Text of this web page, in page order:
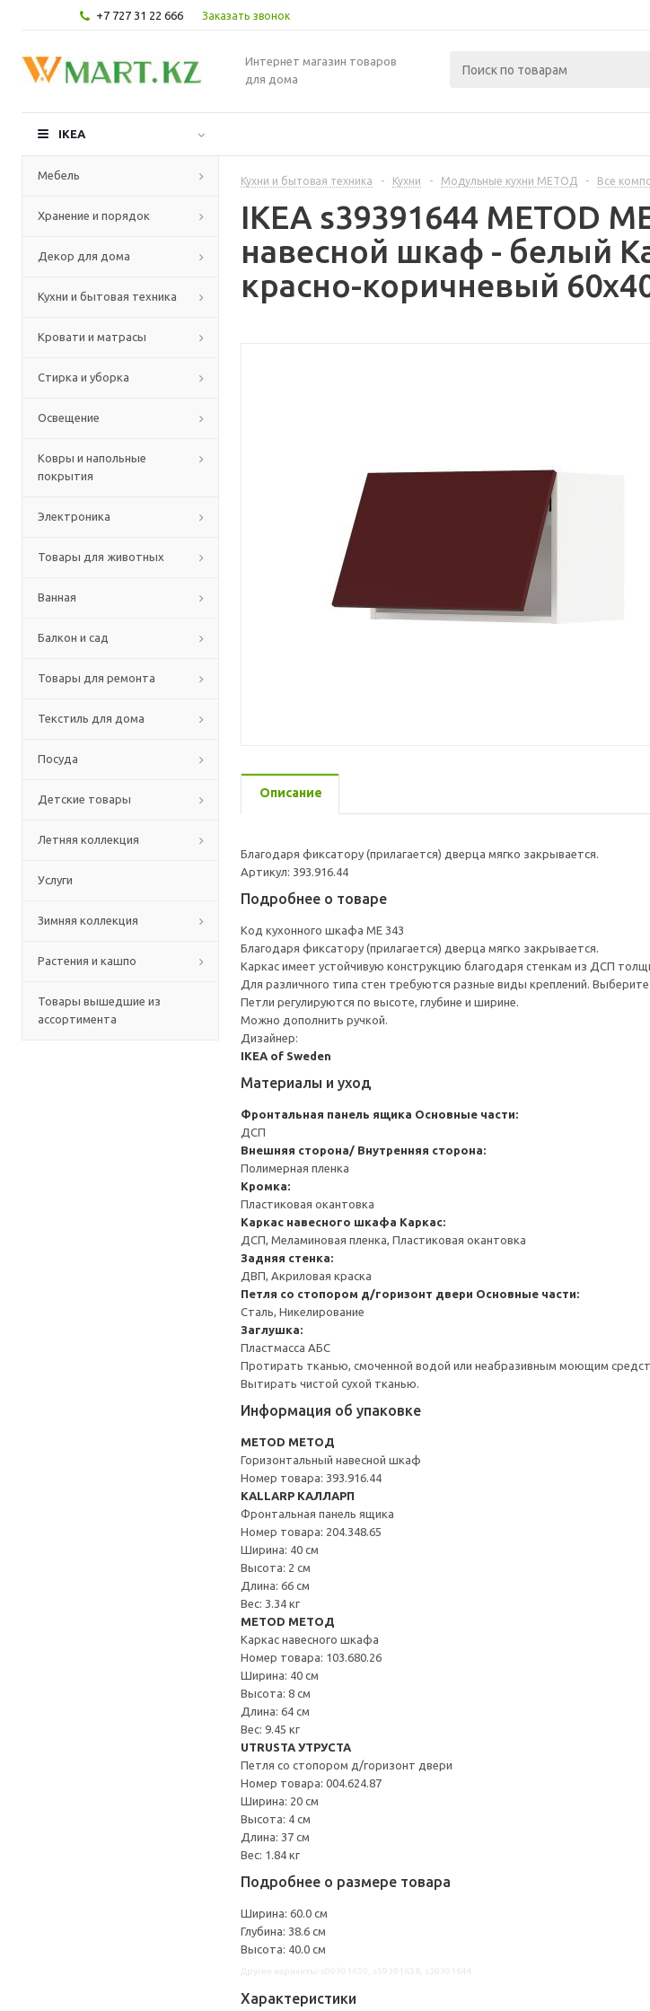
+7 727 31 22 666 Заказать звонок
Интернет магазин товаров
для дома
IKEA
Мебель
Хранение и порядок
Декор для дома
Кухни и бытовая техника
Кровати и матрасы
Стирка и уборка
Освещение
Ковры и напольные
покрытия
Электроника
Товары для животных
Ванная
Балкон и сад
Товары для ремонта
Текстиль для дома
Посуда
Детские товары
Летняя коллекция
Услуги
Зимняя коллекция
Растения и кашпо
Товары вышедшие из
ассортимента
Кухни и бытовая техника - Кухни - Модульные кухни МЕТОД - Все
IKEA s39391644 METOD
навесной шкаф - белый
красно-коричневый
Описание
Благодаря фиксатору (прилагается) дверца мягко закрывается.
Артикул: 393.916.44
Подробнее о товаре
Код кухонного шкафа ME 343
Благодаря фиксатору (прилагается) дверца мягко закрывается.
Каркас имеет устойчивую конструкцию благодаря стенкам из ДСП
Для различного типа стен требуются разные виды креплений.
Петли регулируются по высоте, глубине и ширине.
Можно дополнить ручкой.
Дизайнер:
IKEA of Sweden
Материалы и уход
Фронтальная панель ящика Основные части:
ДСП
Внешняя сторона/ Внутренняя сторона:
Полимерная пленка
Кромка:
Пластиковая окантовка
Каркас навесного шкафа Каркас:
ДСП, Меламиновая пленка, Пластиковая окантовка
Задняя стенка:
ДВП, Акриловая краска
Петля со стопором д/горизонт двери Основные части:
Сталь, Никелирование
Заглушка:
Пластмасса АБС
Протирать тканью, смоченной водой или неабразивным моющим
Вытирать чистой сухой тканью.
Информация об упаковке
METOD МЕТОД
Горизонтальный навесной шкаф
Номер товара: 393.916.44
KALLARP КАЛЛАРП
Фронтальная панель ящика
Номер товара: 204.348.65
Ширина: 40 см
Высота: 2 см
Длина: 66 см
Вес: 3.34 кг
METOD МЕТОД
Каркас навесного шкафа
Номер товара: 103.680.26
Ширина: 40 см
Высота: 8 см
Длина: 64 см
Вес: 9.45 кг
UTRUSTA УТРУСТА
Петля со стопором д/горизонт двери
Номер товара: 004.624.87
Ширина: 20 см
Высота: 4 см
Длина: 37 см
Вес: 1.84 кг
Подробнее о размере товара
Ширина: 60.0 см
Глубина: 38.6 см
Высота: 40.0 см
Характеристики